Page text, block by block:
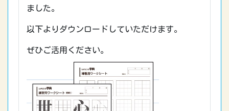
ました。
以下よりダウンロードしていただけます。
ぜひご活用ください。